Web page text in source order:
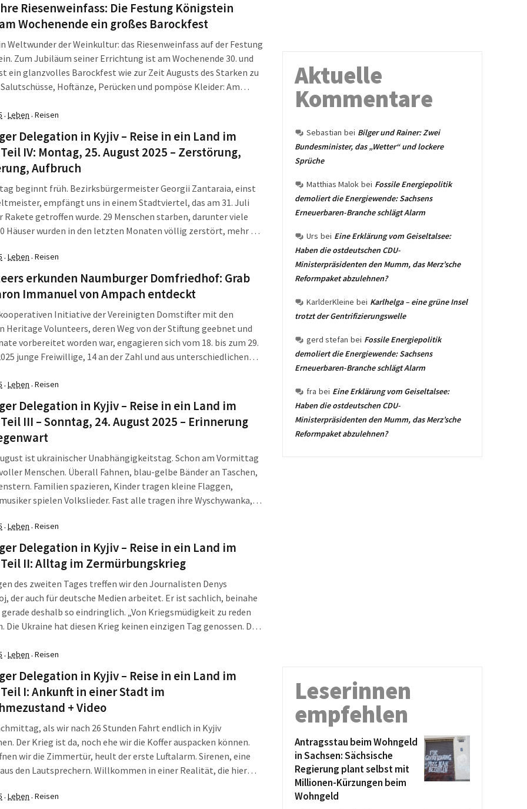
Riesenweinfass: Die Festung Königstein
Wochenende ein großes Barockfest
Weltwunder der Weinkultur: das Riesenweinfass auf der Festung
Zum Jubiläum seiner Errichtung ist am Wochenende 30. und
ein glanzvolles Barockfest wie zur Zeit Augusts des Starken zu
Hoftänze, Perücken und pompöse Kleider: Am
Wehranlage in […]
· Leben · Reisen
Delegation in Kyjiv – Reise in ein Land im
IV: Montag, 25. August 2025 – Zerstörung,
Aufbruch
beginnt früh. Bezirksbürgermeister Georgii Zantaraia, einst
empfängt uns in einem Stadtviertel, das am 31. Juli
Rakete getroffen wurde. 29 Menschen starben, darunter viele
Häuser wurden in den letzten Monaten völlig zerstört, mehr als
Ermordeten. „Es war […]
· Leben · Reisen
erkunden Naumburger Domfriedhof: Grab
Immanuel von Ampach entdeckt
Initiative der Vereinigten Domstifter mit den
Heritage Volunteers, deren Weg von der Stiftung geebnet und
vorbereitet worden war, engagieren sich vom 18. bis zum 29.
junge Freiwillige, 14 an der Zahl und aus unterschiedlichen
Zustands […]
· Leben · Reisen
Delegation in Kyjiv – Reise in ein Land im
III – Sonntag, 24. August 2025 – Erinnerung
ist ukrainischer Unabhängigkeitstag. Schon am Vormittag
Menschen. Überall Fahnen, blau-gelbe Bänder an Taschen,
Familien spazieren, Kinder tragen kleine Flaggen,
spielen Volkslieder. Fast alle tragen ihre Wyschywanka,
als sei dieser Tag für viele ein kurzes Aufatmen und […]
· Leben · Reisen
Delegation in Kyjiv – Reise in ein Land im
II: Alltag im Zermürbungskrieg
des zweiten Tages treffen wir den Journalisten Denys
der auch für deutsche Medien arbeitet. Er ist sachlich, beinahe
deshalb so eindringlich. „Von Kriegsmüdigkeit zu reden
Die Ukraine hat diesen Krieg keinen einzigen Tag genossen. Das
Er wird […]
· Leben · Reisen
Delegation in Kyjiv – Reise in ein Land im
I: Ankunft in einer Stadt im
+ Video
als wir nach 26 Stunden Fahrt endlich in Kyjiv
Der Krieg ist da, noch ehe wir die Koffer auspacken können.
wir die Zimmertür, heult der erste Luftalarm. Sirenen, eine
den Lautsprechern. Willkommen in einer Realität, die hier
· Leben · Reisen
Aktuelle
Kommentare
Sebastian bei Bilger und Rainer: Zwei
Bundesminister, das „Wetter“ und lockere
Sprüche
Matthias Malok bei Fossile Energiepolitik
demoliert die Energiewende: Sachsens
Erneuerbaren-Branche schlägt Alarm
Urs bei Eine Erklärung vom Geiseltalsee:
Haben die ostdeutschen CDU-
Ministerpräsidenten den Mumm, das Merz’sche
Reformpaket abzulehnen?
KarlderKleine bei Karlhelga – eine grüne Insel
trotzt der Gentrifizierungswelle
gerd stefan bei Fossile Energiepolitik
demoliert die Energiewende: Sachsens
Erneuerbaren-Branche schlägt Alarm
fra bei Eine Erklärung vom Geiseltalsee:
Haben die ostdeutschen CDU-
Ministerpräsidenten den Mumm, das Merz’sche
Reformpaket abzulehnen?
Leserinnen
empfehlen
Antragsstau beim Wohngeld
in Sachsen: Sächsische
Regierung plant selbst mit
Millionen-Kürzungen beim
Wohngeld